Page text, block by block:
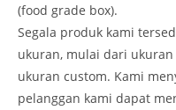
(food grade box).
Segala produk kami
ukuran, mulai dari
ukuran custom. Kami
pelanggan kami dapat